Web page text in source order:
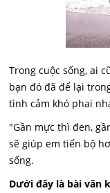
Trong cuộc sống, ai
bạn đó đã để lại
tình cảm khó phai
"Gần mực thì đen,
sẽ giúp em tiến bộ
sống.
Dưới đây là bài văn